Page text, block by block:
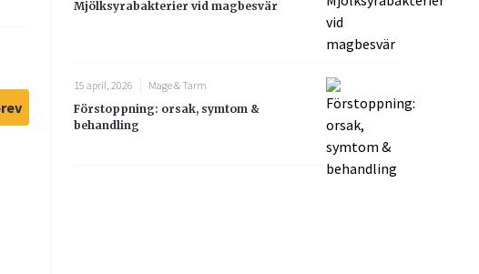
Mjölksyrabakterier vid magbesvär
15 april, 2026
Mage & Tarm
Förstoppning: orsak, symtom &
behandling